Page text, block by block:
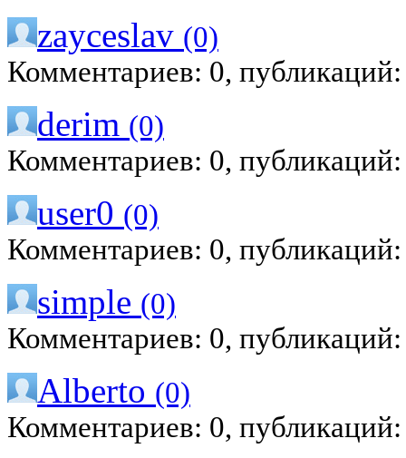
zayceslav (0)
Комментариев: 0,
derim (0)
Комментариев: 0,
user0 (0)
Комментариев: 0,
simple (0)
Комментариев: 0,
Alberto (0)
Комментариев: 0,